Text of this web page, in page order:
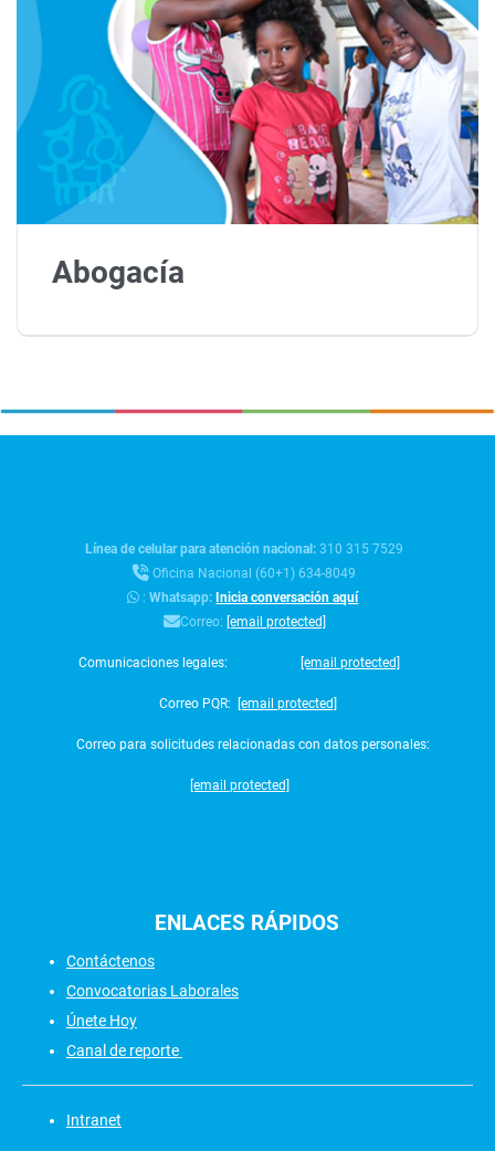
Abogacía
Línea de celular para atención nacional:310 315 7529
Oficina Nacional (60+1) 634-8049
:Whatsapp:Inicia conversación aquí
Correo: [email protected]
Comunicaciones legales: [email protected]
Correo PQR: [email protected]
Correo para solicitudes relacionadas con datos personales:
[email protected]
ENLACES RÁPIDOS
Contáctenos
Convocatorias Laborales
Únete Hoy
Canal de reporte
Intranet